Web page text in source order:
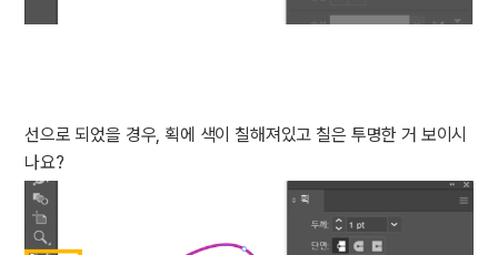
선으로 되었을 경우, 획에 색이 칠해져있고 칠은 투명한 거 보이시
나요?